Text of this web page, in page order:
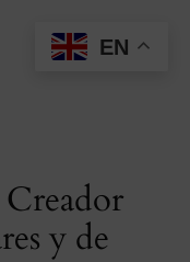
y de
EN